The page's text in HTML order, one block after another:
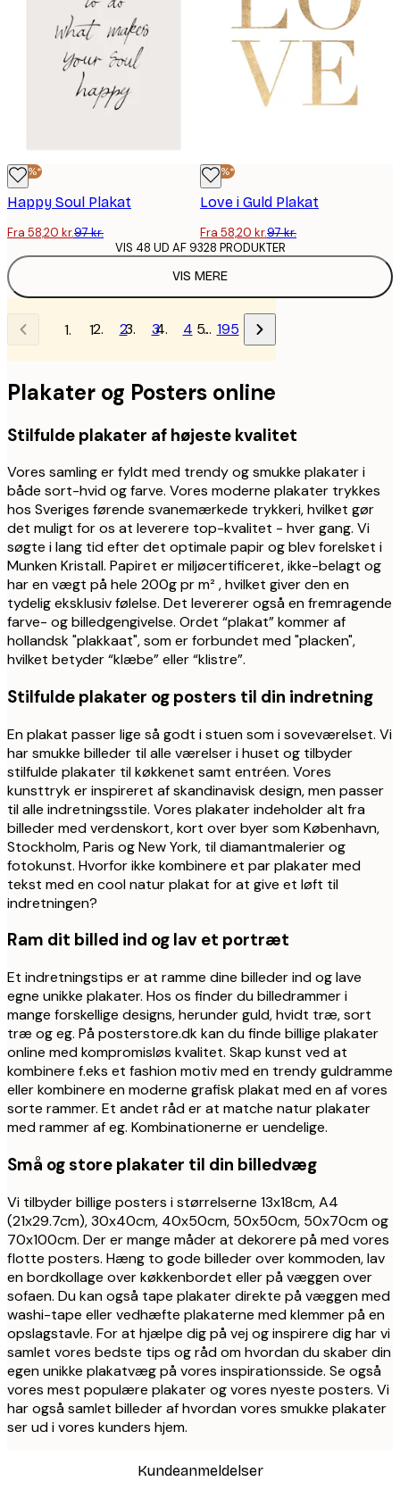
-40%*
Happy Soul Plakat
Fra 58,20 kr.97 kr.
-40%*
Love i Guld Plakat
Fra 58,20 kr.97 kr.
VIS MERE
VIS 48 UD AF 9328 PRODUKTER
1 2 3 4 … 195
Plakater og Posters online
Stilfulde plakater af højeste kvalitet
Vores samling er fyldt med trendy og smukke plakater i
både sort-hvid og farve. Vores moderne plakater trykkes
hos Sveriges førende svanemærkede trykkeri, hvilket gør
det muligt for os at leverere top-kvalitet - hver gang. Vi
søgte i lang tid efter det optimale papir og blev forelsket i
Munken Kristall. Papiret er miljøcertificeret, ikke-belagt og
har en vægt på hele 200g pr m² , hvilket giver den en
tydelig eksklusiv følelse. Det levererer også en fremragende
farve- og billedgengivelse. Ordet “plakat” kommer af
hollandsk "plakkaat", som er forbundet med "placken",
hvilket betyder “klæbe” eller “klistre”.
Stilfulde plakater og posters til din indretning
En plakat passer lige så godt i stuen som i soveværelset. Vi
har smukke billeder til alle værelser i huset og tilbyder
stilfulde plakater til køkkenet samt entréen. Vores
kunsttryk er inspireret af skandinavisk design, men passer
til alle indretningsstile. Vores plakater indeholder alt fra
billeder med verdenskort, kort over byer som København,
Stockholm, Paris og New York, til diamantmalerier og
fotokunst. Hvorfor ikke kombinere et par plakater med
tekst med en cool natur plakat for at give et løft til
indretningen?
Ram dit billed ind og lav et portræt
Et indretningstips er at ramme dine billeder ind og lave
egne unikke plakater. Hos os finder du billedrammer i
mange forskellige designs, herunder guld, hvidt træ, sort
træ og eg. På posterstore.dk kan du finde billige plakater
online med kompromisløs kvalitet. Skap kunst ved at
kombinere f.eks et fashion motiv med en trendy guldramme
eller kombinere en moderne grafisk plakat med en af vores
sorte rammer. Et andet råd er at matche natur plakater
med rammer af eg. Kombinationerne er uendelige.
Små og store plakater til din billedvæg
Vi tilbyder billige posters i størrelserne 13x18cm, A4
(21x29.7cm), 30x40cm, 40x50cm, 50x50cm, 50x70cm og
70x100cm. Der er mange måder at dekorere på med vores
flotte posters. Hæng to gode billeder over kommoden, lav
en bordkollage over køkkenbordet eller på væggen over
sofaen. Du kan også tape plakater direkte på væggen med
washi-tape eller vedhæfte plakaterne med klemmer på en
opslagstavle. For at hjælpe dig på vej og inspirere dig har vi
samlet vores bedste tips og råd om hvordan du skaber din
egen unikke plakatvæg på vores inspirationsside. Se også
vores mest populære plakater og vores nyeste posters. Vi
har også samlet billeder af hvordan vores smukke plakater
ser ud i vores kunders hjem.
Kundeanmeldelser